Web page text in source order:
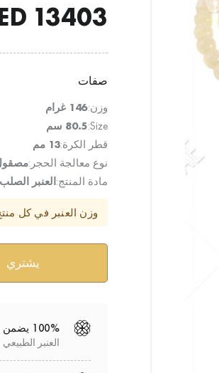
13403
صفات
وزن:146 غرام
Size: 80.5 سم
قطر الكرة:13 مم
نوع معالجة الحجر:
مادة المنتج:العنبر الصلب
وزن العنبر في كل
100% يضمن
العنبر الطبيعي